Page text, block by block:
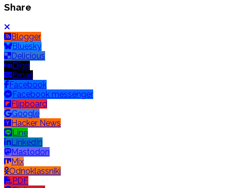
Share
Blogger
Bluesky
Delicious
Digg
Email
Facebook
Facebook messenger
Flipboard
Google
Hacker News
Line
LinkedIn
Mastodon
Mix
Odnoklassniki
PDF